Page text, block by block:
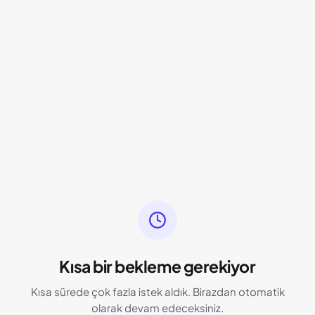
Kısa bir bekleme gerekiyor
Kısa sürede çok fazla istek aldık. Birazdan otomatik
olarak devam edeceksiniz.